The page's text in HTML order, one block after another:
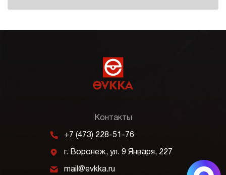
Контакты
m +7 (473) 228-51-76
j г. Воронеж, ул. 9 Января, 227
k mail@evkka.ru